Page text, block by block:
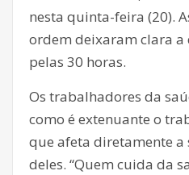
nesta quinta-feira (20).
ordem deixaram clara
pelas 30 horas.
Os trabalhadores da
como é extenuante o
que afeta diretamente a
deles. “Quem cuida da